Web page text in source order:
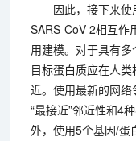
因此，接下来
SARS-CoV-2相互作
用建模。对于具有
目标蛋白质应在人
近。使用最新的网
“最接近”邻近性和4
外，使用5个基因/蛋